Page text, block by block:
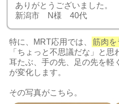
ありがとうございました。
新潟市 N様 40代
特に、MRT応用では、 筋肉を
「ちょっと不思議だな」と思
耳たぶ、手の先、足の先を軽
が変化します。
その写真がこちら。